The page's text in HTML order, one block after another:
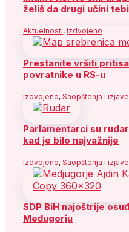
želiš da drugi učini tebi
Aktuelnosti, Izdvojeno
Prestanite vršiti
povratnike u RS-u
Izdvojeno, Saopštenja i izjave
Parlamentarci su
kad je bilo najvažnije
Izdvojeno, Saopštenja i izjave
SDP BiH najoštrije
Međugorju